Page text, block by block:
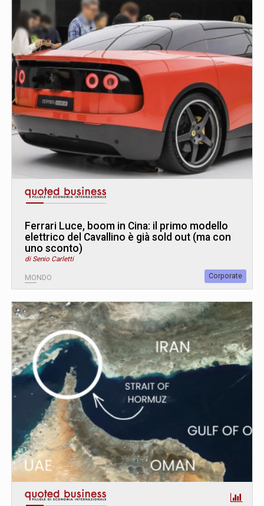
Ferrari Luce, boom in Cina: il primo modello
elettrico del Cavallino è già sold out (ma con
uno sconto)
di Senio Carletti
MONDO Corporate